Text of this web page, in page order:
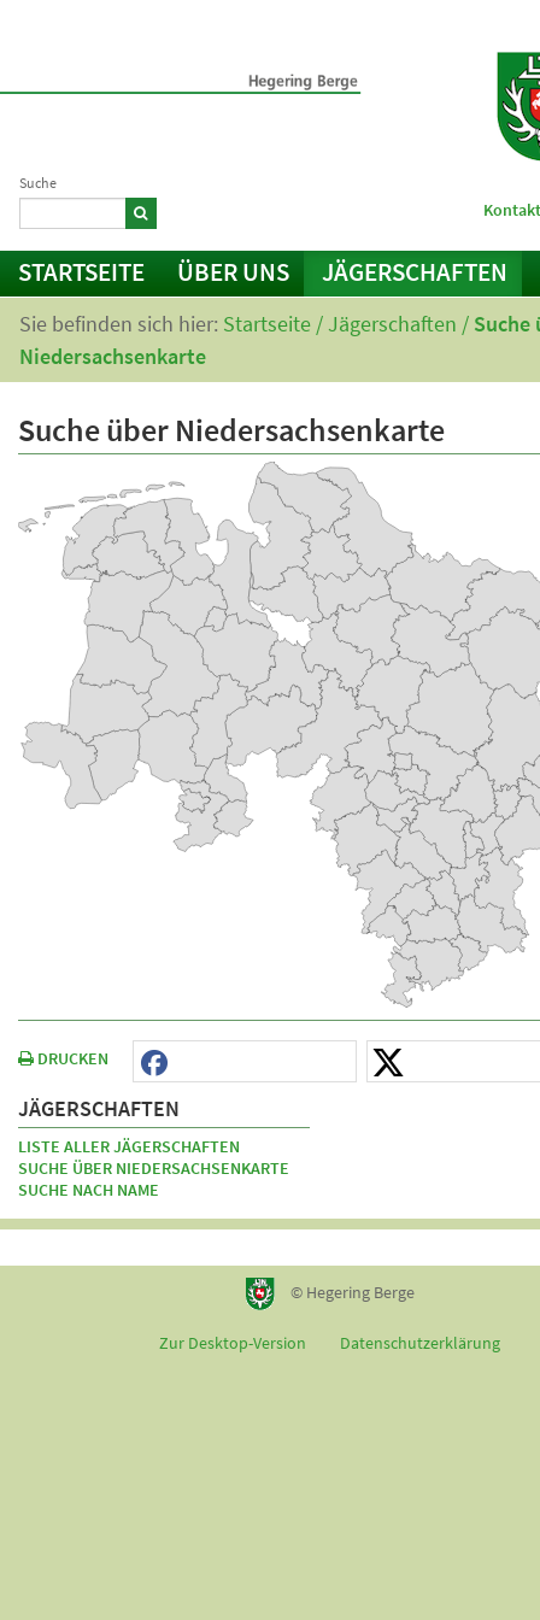
Suche
STARTSEITE ÜBER UNS JÄGERSCHAFTEN
Sie befinden sich hier: Startseite /Jägerschaften / Suche
Niedersachsenkarte
Suche über Niedersachsenkarte
DRUCKEN
JÄGERSCHAFTEN
LISTE ALLER JÄGERSCHAFTEN
SUCHE ÜBER NIEDERSACHSENKARTE
SUCHE NACH NAME
© Hegering Berge
Zur Desktop-Version Datenschutzerklärung